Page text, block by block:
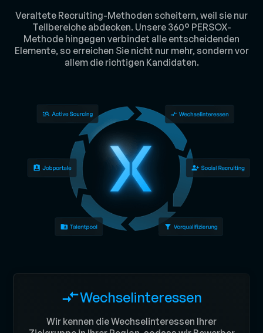
Veraltete Recruiting-Methoden scheitern, weil sie nur
Teilbereiche abdecken. Unsere 360° PERSOX-
Methode hingegen verbindet alle entscheidenden
Elemente, so erreichen Sie nicht nur mehr, sondern vor
allem die richtigen Kandidaten.
Wechselinteressen
Wir kennen die Wechselinteressen Ihrer